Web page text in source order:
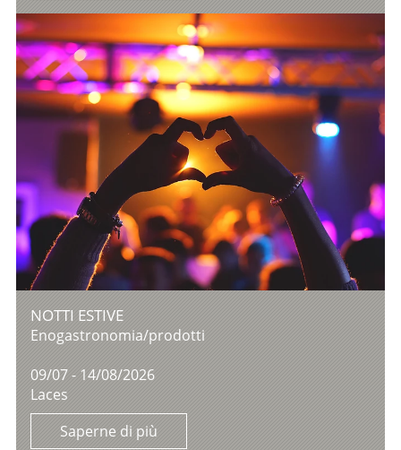
NOTTI ESTIVE
Enogastronomia/prodotti
09/07 - 14/08/2026
Laces
Saperne di più